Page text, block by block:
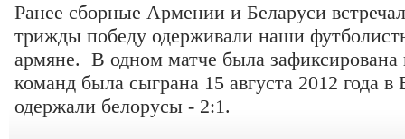
Ранее сборные Армении и Беларуси
трижды победу одерживали наши
армяне. В одном матче была зафиксирована
команд была сыграна 15 августа 2012 года в
одержали белорусы - 2:1.